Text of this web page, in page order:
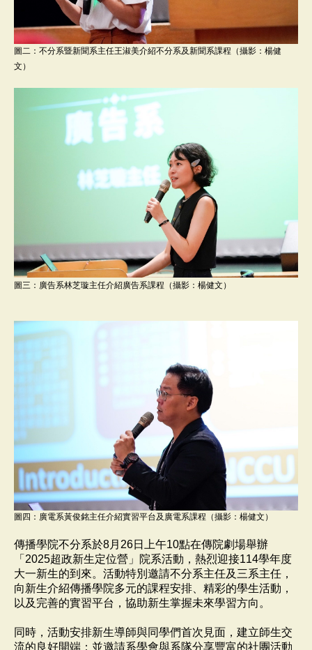
圖二：不分系暨新聞系主任王淑美介紹不分系及新聞系課程（攝影：楊健
文）
圖三：廣告系林芝璇主任介紹廣告系課程（攝影：楊健文）
圖四：廣電系黃俊銘主任介紹實習平台及廣電系課程（攝影：楊健文）
傳播學院不分系於8月26日上午10點在傳院劇場舉辦
「2025超政新生定位營」院系活動，熱烈迎接114學年度
大一新生的到來。活動特別邀請不分系主任及三系主任，
向新生介紹傳播學院多元的課程安排、精彩的學生活動，
以及完善的實習平台，協助新生掌握未來學習方向。
同時，活動安排新生導師與同學們首次見面，建立師生交
流的良好開端；並邀請系學會與系隊分享豐富的社團活動